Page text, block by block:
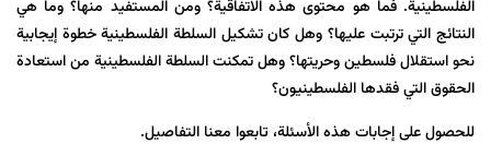
الفلسطينية. فما هو محتوى هذه الاتفاقية؟ ومن المستفيد منها؟ وما هي
النتائج التي ترتبت عليها؟ وهل كان تشكيل السلطة الفلسطينية خطوة إيجابية
نحو استقلال فلسطين وحريتها؟ وهل تمكنت السلطة الفلسطينية من استعادة
الحقوق التي فقدها الفلسطينيون؟
للحصول على إجابات هذه الأسئلة، تابعوا معنا التفاصيل.